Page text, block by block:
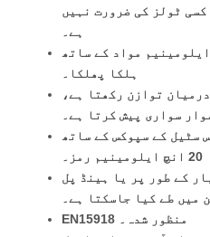
ٹولز کی ضرورت نہیں
ہے۔
مواد کے ساتھ
ہلکا پھلکا۔
توازن رکھتا ہے،
سواری پیش کرتا ہے۔
سٹیل کے سپوکس کے ساتھ
20 انچ ایلومینیم رمز۔
کے طور پر یا ہینڈ پل
میں طے کیا جاسکتا ہے۔
EN15918 منظور شدہ۔